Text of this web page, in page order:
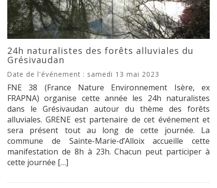
24h naturalistes des forêts alluviales du
Grésivaudan
Date de l'événement : samedi 13 mai 2023
FNE 38 (France Nature Environnement Isère, ex
FRAPNA) organise cette année les 24h naturalistes
dans le Grésivaudan autour du thème des forêts
alluviales. GRENE est partenaire de cet événement et
sera présent tout au long de cette journée. La
commune de Sainte-Marie-d’Alloix accueille cette
manifestation de 8h à 23h. Chacun peut participer à
cette journée […]